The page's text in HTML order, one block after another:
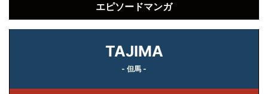
エピソードマンガ
TAJIMA
- 但馬 -